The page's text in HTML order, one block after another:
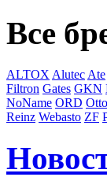
Все
ALTOX Alutec Ate
Filtron Gates GKN
NoName ORD
Reinz Webasto ZF